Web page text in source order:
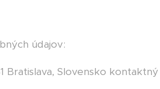
údajov:
Bratislava, Slovensko